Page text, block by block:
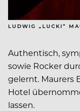
LUDWIG „LUCKI“
Authentisch,
sowie Rocker
gelernt. Maurers
Hotel
lassen.